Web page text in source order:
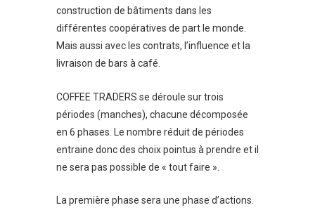
construction de bâtiments dans les
différentes coopératives de part le monde.
Mais aussi avec les contrats, l’influence et la
livraison de bars à café.
COFFEE TRADERS se déroule sur trois
périodes (manches), chacune décomposée
en 6 phases. Le nombre réduit de périodes
entraine donc des choix pointus à prendre et il
ne sera pas possible de « tout faire ».
La première phase sera une phase d’actions.